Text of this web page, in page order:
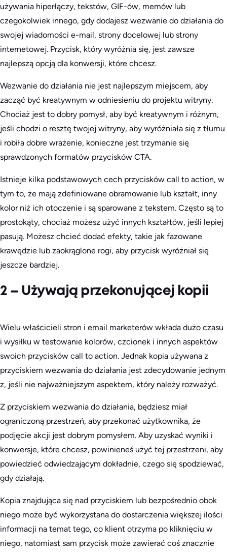
używania hiperłączy, tekstów, GIF-ów, memów lub
czegokolwiek innego, gdy dodajesz wezwanie do działania do
swojej wiadomości e-mail, strony docelowej lub strony
internetowej. Przycisk, który wyróżnia się, jest zawsze
najlepszą opcją dla konwersji, które chcesz.
Wezwanie do działania nie jest najlepszym miejscem, aby
zacząć być kreatywnym w odniesieniu do projektu witryny.
Chociaż jest to dobry pomysł, aby być kreatywnym i różnym,
jeśli chodzi o resztę twojej witryny, aby wyróżniała się z tłumu
i robiła dobre wrażenie, konieczne jest trzymanie się
sprawdzonych formatów przycisków CTA.
Istnieje kilka podstawowych cech przycisków call to action, w
tym to, że mają zdefiniowane obramowanie lub kształt, inny
kolor niż ich otoczenie i są sparowane z tekstem. Często są to
prostokąty, chociaż możesz użyć innych kształtów, jeśli lepiej
pasują. Możesz chcieć dodać efekty, takie jak fazowane
krawędzie lub zaokrąglone rogi, aby przycisk wyróżniał się
jeszcze bardziej.
2 – Używają przekonującej kopii
Wielu właścicieli stron i email marketerów wkłada dużo czasu
i wysiłku w testowanie kolorów, czcionek i innych aspektów
swoich przycisków call to action. Jednak kopia używana z
przyciskiem wezwania do działania jest zdecydowanie jednym
z, jeśli nie najważniejszym aspektem, który należy rozważyć.
Z przyciskiem wezwania do działania, będziesz miał
ograniczoną przestrzeń, aby przekonać użytkownika, że
podjęcie akcji jest dobrym pomysłem. Aby uzyskać wyniki i
konwersje, które chcesz, powinieneś użyć tej przestrzeni, aby
powiedzieć odwiedzającym dokładnie, czego się spodziewać,
gdy działają.
Kopia znajdująca się nad przyciskiem lub bezpośrednio obok
niego może być wykorzystana do dostarczenia większej ilości
informacji na temat tego, co klient otrzyma po kliknięciu w
niego, natomiast sam przycisk może zawierać coś znacznie